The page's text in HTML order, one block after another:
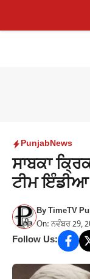
Menu
PunjabNews
ਸਾਬਕਾ
ਟੀਮ
ByTimeTV
On: ਨਵੰਬਰ 29,
Follow Us: